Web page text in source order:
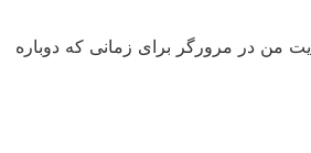
من در مرورگر برای زمانی که دوباره